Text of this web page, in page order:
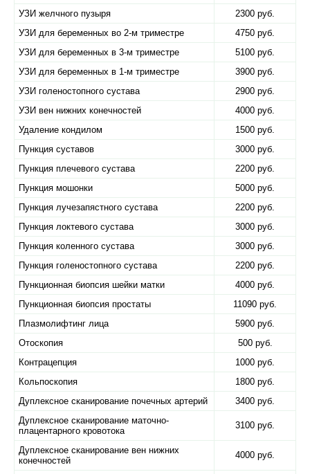
УЗИ желчного пузыря
2300 руб.
УЗИ для беременных во 2-м триместре
4750 руб.
УЗИ для беременных в 3-м триместре
5100 руб.
УЗИ для беременных в 1-м триместре
3900 руб.
УЗИ голеностопного сустава
2900 руб.
УЗИ вен нижних конечностей
4000 руб.
Удаление кондилом
1500 руб.
Пункция суставов
3000 руб.
Пункция плечевого сустава
2200 руб.
Пункция мошонки
5000 руб.
Пункция лучезапястного сустава
2200 руб.
Пункция локтевого сустава
3000 руб.
Пункция коленного сустава
3000 руб.
Пункция голеностопного сустава
2200 руб.
Пункционная биопсия шейки матки
4000 руб.
Пункционная биопсия простаты
11090 руб.
Плазмолифтинг лица
5900 руб.
Отоскопия
500 руб.
Контрацепция
1000 руб.
Кольпоскопия
1800 руб.
Дуплексное сканирование почечных артерий
3400 руб.
Дуплексное сканирование маточно-
плацентарного кровотока
3100 руб.
Дуплексное сканирование вен нижних
конечностей
4000 руб.